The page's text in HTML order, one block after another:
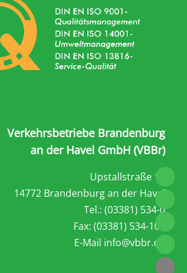
Verkehrsbetriebe Brandenburg
an der Havel GmbH (VBBr)
Upstallstraße 18
14772 Brandenburg an der Havel
Tel.: (03381) 534-0
Fax: (03381) 534-101
E-Mail info@vbbr.de